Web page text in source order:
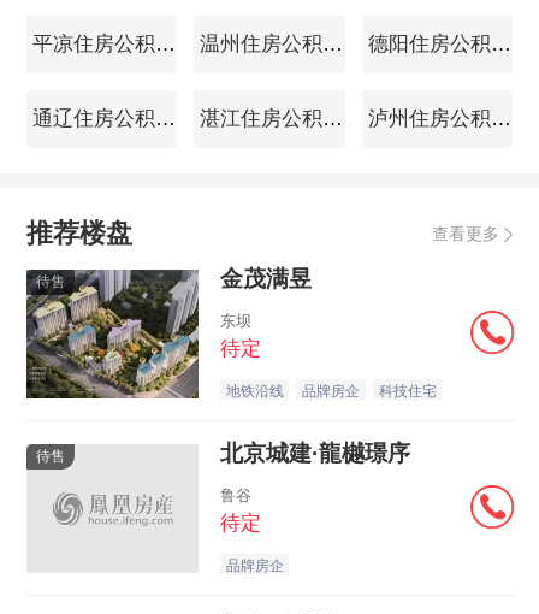
平凉住房公积金查询 温州住房公积金查询 德阳住房公积金查询
通辽住房公积金查询 湛江住房公积金查询 泸州住房公积金查询
推荐楼盘 查看更多
待售 金茂满昱
东坝
待定
地铁沿线 品牌房企 科技住宅
待售 北京城建·龍樾璟序
鲁谷
待定
品牌房企